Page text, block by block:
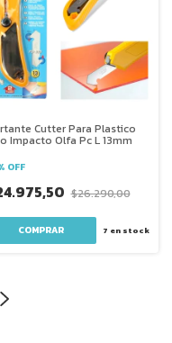
Cutter Para Plastico
Impacto Olfa Pc L 13mm
OFF
$26.290,00
7 en stock